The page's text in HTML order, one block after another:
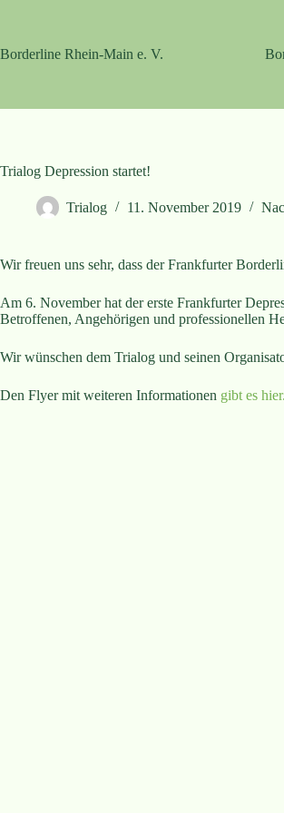
Borderline Rhein-Main e. V.
Trialog Depression startet!
Trialog 11. November 2019
Wir freuen uns sehr, dass der Frankfurter
Am 6. November hat der erste Frankfurter
Betroffenen, Angehörigen und professionellen
Wir wünschen dem Trialog und seinen
Den Flyer mit weiteren Informationen gibt es hier.